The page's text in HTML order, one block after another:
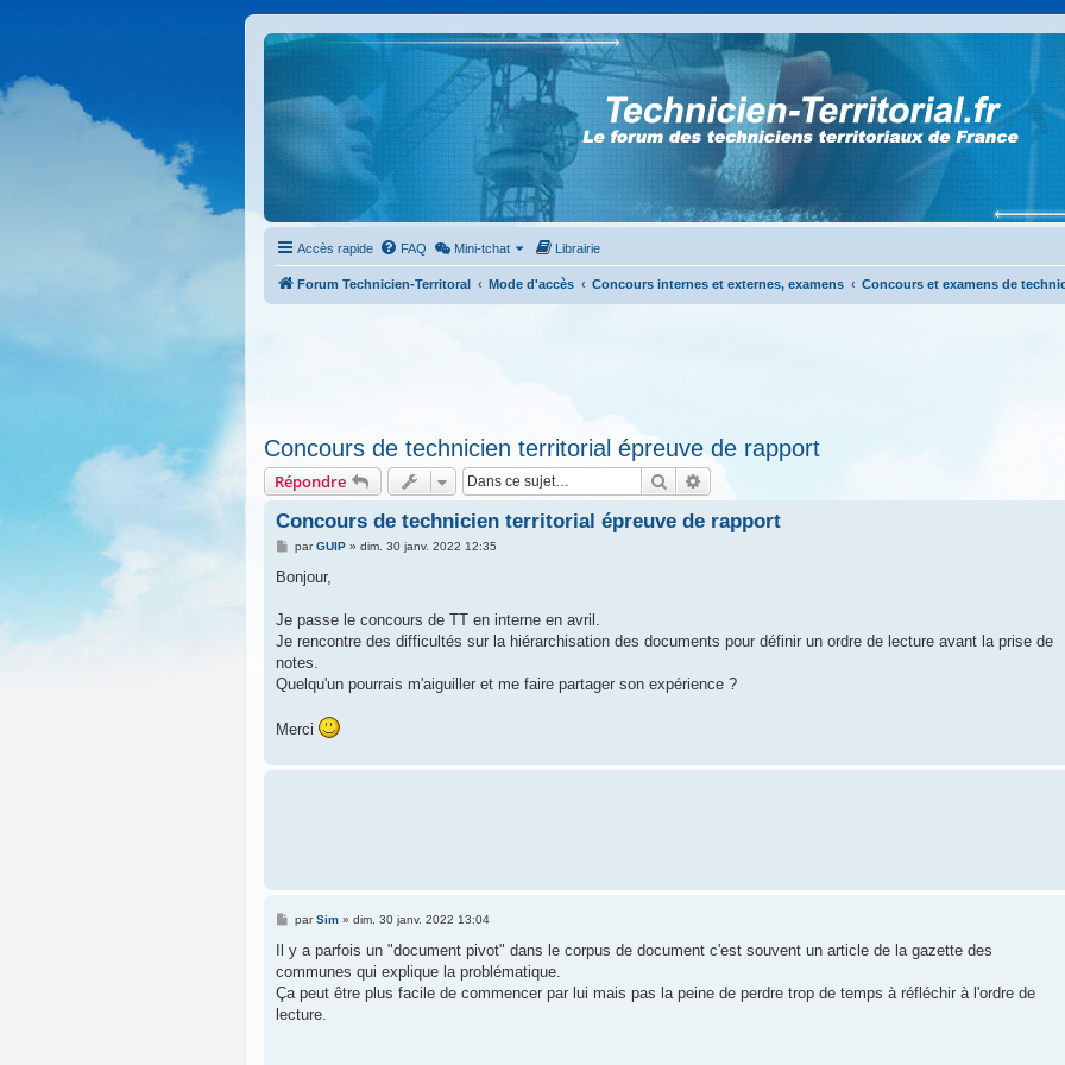
Accès rapide FAQ Mini-tchat Librairie
Forum Technicien-Territoral Mode d'accès Concours internes et externes, examens Concours et examens de
Concours de technicien territorial épreuve de rapport
Répondre Rechercher
Concours de technicien territorial épreuve de rapport
M
s
g
parGUIP» dim. 30 janv. 2022 12:35
Bonjour,
Je passe le concours de TT en interne en avril.
Je rencontre des difficultés sur la hiérarchisation des documents pour définir un ordre de lecture avant la prise de
notes.
Quelqu'un pourrais m'aiguiller et me faire partager son expérience ?
Merci
M
s
s
a
g
parSim» dim. 30 janv. 2022 13:04
Il y a parfois un "document pivot" dans le corpus de document c'est souvent un article de la gazette des
communes qui explique la problématique.
Ça peut être plus facile de commencer par lui mais pas la peine de perdre trop de temps à réfléchir à l'ordre de
lecture.